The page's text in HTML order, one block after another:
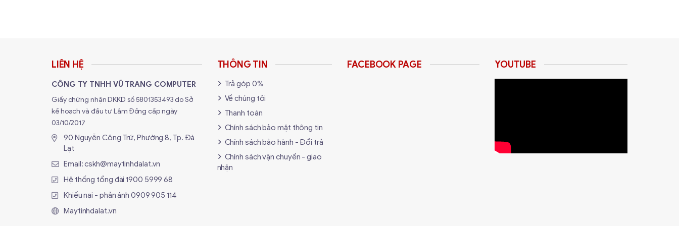
LIÊN HỆ
CÔNG TY TNHH VŨ TRANG COMPUTER
Giấy chứng nhận DKKD số 5801353493 do Sở
kế hoạch và đầu tư Lâm Đồng cấp ngày
03/10/2017
90 Nguyễn Công Trứ, Phường 8, Tp. Đà
Lạt
Email:cskh@maytinhdalat.vn
Hệ thống tổng đài1900 5999 68
Khiếu nại - phản ánh 0909 905 114
Maytinhdalat.vn
THÔNG TIN
Trả góp 0%
Về chúng tôi
Thanh toán
Chính sách bảo mật thông tin
Chính sách bảo hành - Đổi trả
Chính sách vận chuyển - giao
nhận
FACEBOOK PAGE YOUTUBE